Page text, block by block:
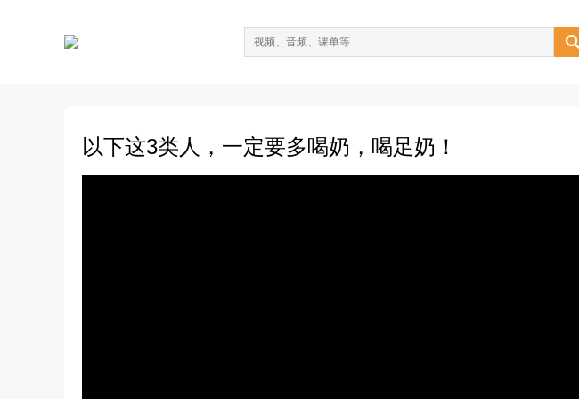

以下这3类人，一定要多喝奶，喝足奶！